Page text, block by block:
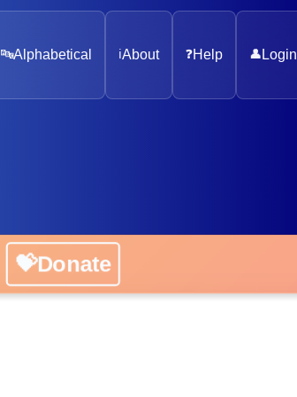
🔤Alphabetical ℹ️About ❓Help 👤 Login
💝Donate